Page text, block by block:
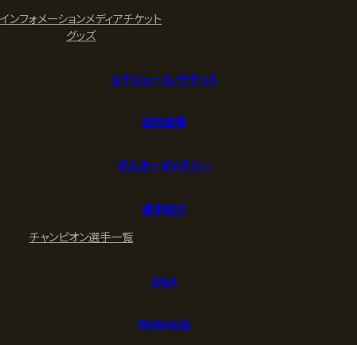
インフォメーションメディアチケット
グッズ
スケジュール/チケット
試合結果
ポスターギャラリー
選手紹介
チャンピオン選手一覧
Q&A
NOAHとは